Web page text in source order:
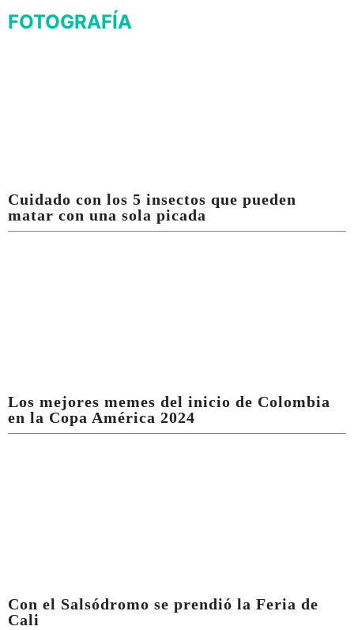
FOTOGRAFÍA
Cuidado con los 5 insectos que pueden
matar con una sola picada
Los mejores memes del inicio de Colombia
en la Copa América 2024
Con el Salsódromo se prendió la Feria de
Cali